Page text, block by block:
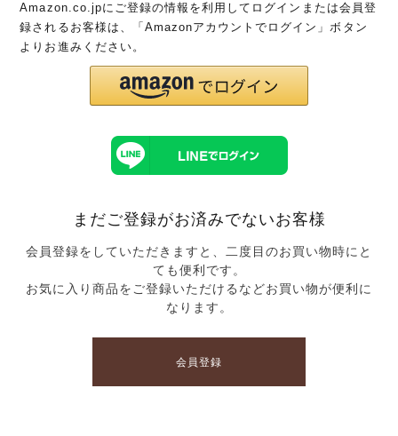
Amazon.co.jpにご登録の情報を利用してログインまたは会員登
録されるお客様は、「Amazonアカウントでログイン」ボタン
よりお進みください。
まだご登録がお済みでないお客様
会員登録をしていただきますと、二度目のお買い物時にと
ても便利です。
お気に入り商品をご登録いただけるなどお買い物が便利に
なります。
会員登録